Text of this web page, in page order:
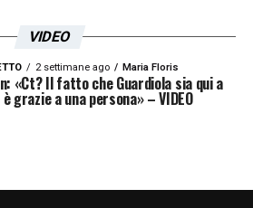
VIDEO
2 settimane ago Maria Floris
«Ct? Il fatto che Guardiola sia qui a
grazie a una persona» – VIDEO